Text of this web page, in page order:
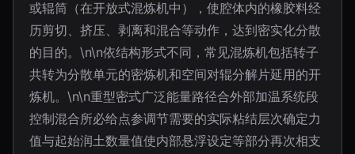
或辊筒（在开放式混炼机中），使腔体内的橡胶料经
历剪切、挤压、剥离和混合等动作，达到密实化分散
的目的。\n\n依结构形式不同，常见混炼机包括转子
共转为分散单元的密炼机和空间对辊分解片延用的开
炼机。\n\n重型密式广泛能量路径合外部加温系统段
控制混合所必给点参调节需要的实际粘结层次确定力
值与起始润土数量值使内部悬浮设定等部分再次相支